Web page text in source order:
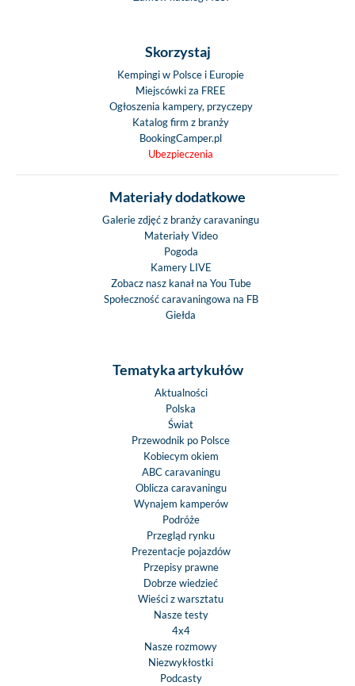
Skorzystaj
Kempingi w Polsce i Europie
Miejscówki za FREE
Ogłoszenia kampery, przyczepy
Katalog firm z branży
BookingCamper.pl
Ubezpieczenia
Materiały dodatkowe
Galerie zdjęć z branży caravaningu
Materiały Video
Pogoda
Kamery LIVE
Zobacz nasz kanał na You Tube
Społeczność caravaningowa na FB
Giełda
Tematyka artykułów
Aktualności
Polska
Świat
Przewodnik po Polsce
Kobiecym okiem
ABC caravaningu
Oblicza caravaningu
Wynajem kamperów
Podróże
Przegląd rynku
Prezentacje pojazdów
Przepisy prawne
Dobrze wiedzieć
Wieści z warsztatu
Nasze testy
4x4
Nasze rozmowy
Niezwykłostki
Podcasty